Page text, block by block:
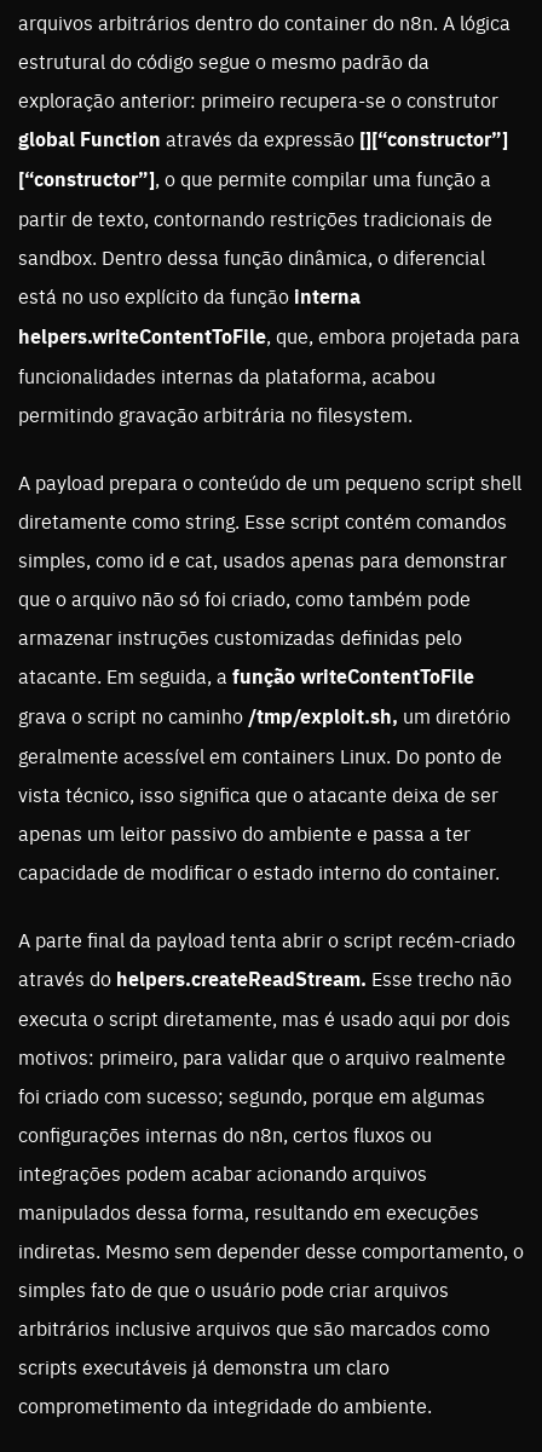
arquivos arbitrários dentro do container do n8n. A lógica
estrutural do código segue o mesmo padrão da
exploração anterior: primeiro recupera-se o construtor
global Function através da expressão [][“constructor”]
[“constructor”], o que permite compilar uma função a
partir de texto, contornando restrições tradicionais de
sandbox. Dentro dessa função dinâmica, o diferencial
está no uso explícito da função interna
helpers.writeContentToFile, que, embora projetada para
funcionalidades internas da plataforma, acabou
permitindo gravação arbitrária no filesystem.
A payload prepara o conteúdo de um pequeno script shell
diretamente como string. Esse script contém comandos
simples, como id e cat, usados apenas para demonstrar
que o arquivo não só foi criado, como também pode
armazenar instruções customizadas definidas pelo
atacante. Em seguida, a função writeContentToFile
grava o script no caminho /tmp/exploit.sh, um diretório
geralmente acessível em containers Linux. Do ponto de
vista técnico, isso significa que o atacante deixa de ser
apenas um leitor passivo do ambiente e passa a ter
capacidade de modificar o estado interno do container.
A parte final da payload tenta abrir o script recém-criado
através do helpers.createReadStream. Esse trecho não
executa o script diretamente, mas é usado aqui por dois
motivos: primeiro, para validar que o arquivo realmente
foi criado com sucesso; segundo, porque em algumas
configurações internas do n8n, certos fluxos ou
integrações podem acabar acionando arquivos
manipulados dessa forma, resultando em execuções
indiretas. Mesmo sem depender desse comportamento, o
simples fato de que o usuário pode criar arquivos
arbitrários inclusive arquivos que são marcados como
scripts executáveis já demonstra um claro
comprometimento da integridade do ambiente.